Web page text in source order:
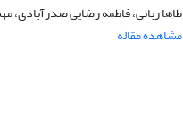
طاها ربانی، فاطمه رضایی صدرآبادی،
مشاهده مقاله